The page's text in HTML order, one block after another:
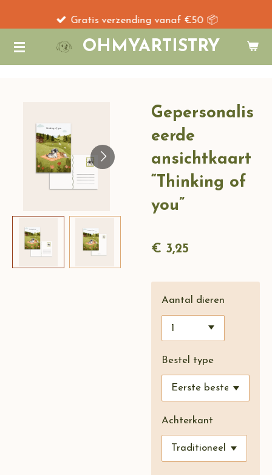
direct
naar
de
OHMYARTISTRY
Gratis verzending vanaf €50 📦
Gepersonalis
eerde
ansichtkaart
“Thinking of
you”
€ 3,25
Aantal dieren
Bestel type
Achterkant